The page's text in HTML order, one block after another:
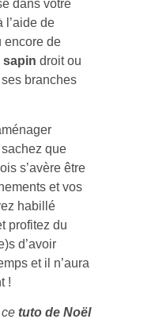
dans votre
l’aide de
encore de
sapin droit ou
branches
que
s’avère être
et vos
habillé
profitez du
d’avoir
et il n’aura
!
cetuto de Noël